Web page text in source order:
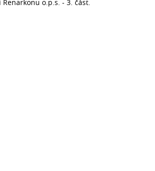
o.p.s. - 3. část.